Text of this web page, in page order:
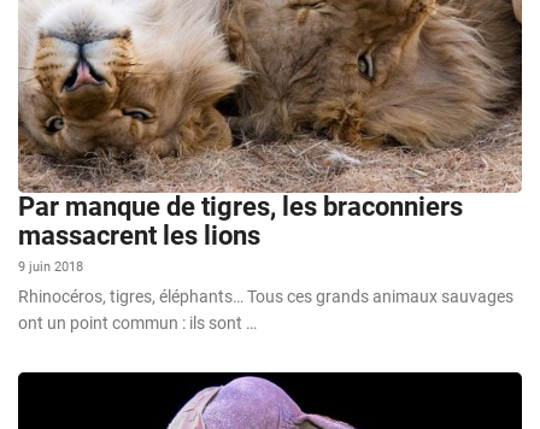
Par manque de tigres, les braconniers
massacrent les lions
9 juin 2018
Rhinocéros, tigres, éléphants… Tous ces grands animaux sauvages
ont un point commun : ils sont …